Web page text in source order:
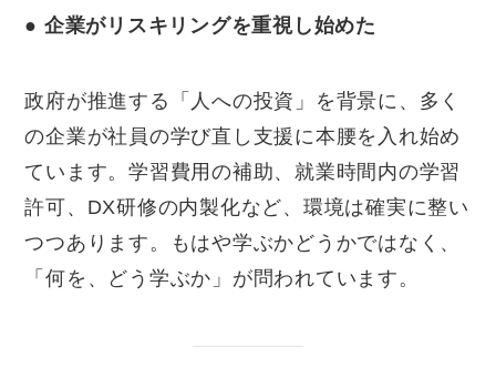
● 企業がリスキリングを重視し始めた
政府が推進する「人への投資」を背景に、多く
の企業が社員の学び直し支援に本腰を入れ始め
ています。学習費用の補助、就業時間内の学習
許可、DX研修の内製化など、環境は確実に整い
つつあります。もはや学ぶかどうかではなく、
「何を、どう学ぶか」が問われています。